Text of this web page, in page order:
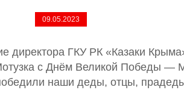
09.05.2023
директора ГКУ РК «Казаки
с Днём Великой Победы —
наши деды, отцы,